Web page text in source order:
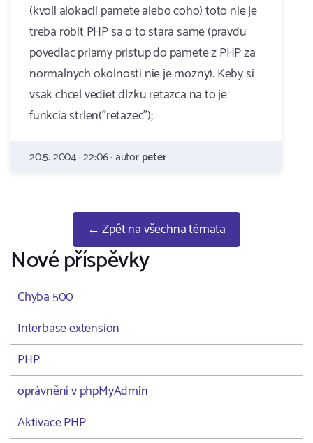
(kvoli alokacii pamete alebo coho) toto nie je
treba robit PHP sa o to stara same (pravdu
povediac priamy pristup do pamete z PHP za
normalnych okolnosti nie je mozny). Keby si
vsak chcel vediet dlzku retazca na to je
funkcia strlen("retazec");
20.5. 2004 · 22:06 · autorpeter
← Zpět na všechna témata
Nové příspěvky
Chyba 500
Interbase extension
PHP
oprávnění v phpMyAdmin
Aktivace PHP